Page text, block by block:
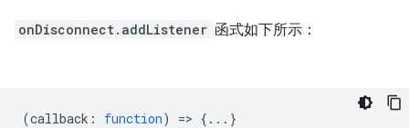
onDisconnect.addListener 函式如下所示：
(callback : function) => {...}